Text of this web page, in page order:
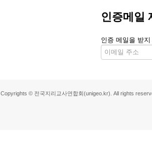
인증메일
인증 메일을 받
Copyrights © 전국지리교사연합회(unigeo.kr). All rights